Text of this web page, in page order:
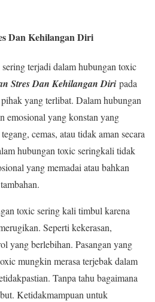
Dan Kehilangan Diri
terjadi dalam hubungan toxic
Stres Dan Kehilangan Diri pada
yang terlibat. Dalam hubungan
emosional yang konstan yang
cemas, atau tidak aman secara
hubungan toxic seringkali tidak
yang memadai atau bahkan
toxic sering kali timbul karena
Seperti kekerasan,
yang berlebihan. Pasangan yang
mungkin merasa terjebak dalam
Tanpa tahu bagaimana
Ketidakmampuan untuk